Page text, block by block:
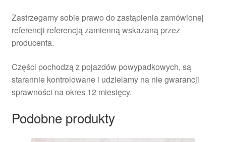
Zastrzegamy sobie prawo do zastąpienia zamówionej
referencji referencją zamienną wskazaną przez
producenta.
Części pochodzą z pojazdów powypadkowych, są
starannie kontrolowane i udzielamy na nie gwarancji
sprawności na okres 12 miesięcy.
Podobne produkty